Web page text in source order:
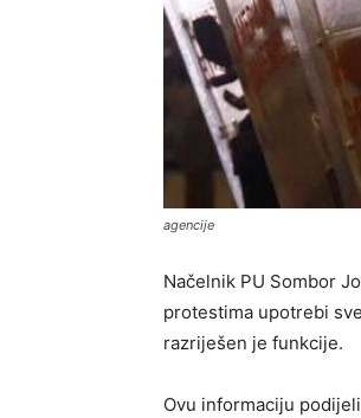
agencije
Načelnik PU Sombor
protestima upotrebi
razriješen je funkcije.
Ovu informaciju